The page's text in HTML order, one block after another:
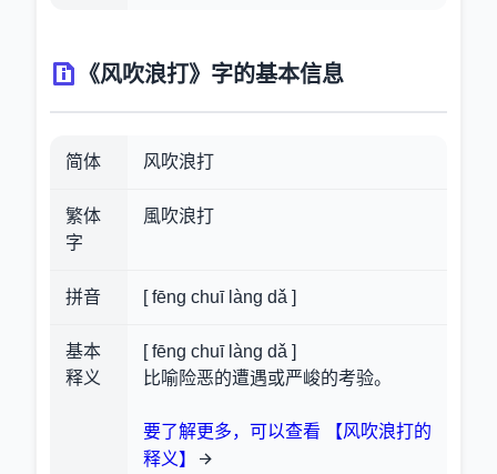
《风吹浪打》字的基本信息
简体 风吹浪打
繁体
字
風吹浪打
拼音 [ fēng chuī làng dǎ ]
基本
释义
[ fēng chuī làng dǎ ]
比喻险恶的遭遇或严峻的考验。
要了解更多，可以查看 【风吹浪打的
释义】